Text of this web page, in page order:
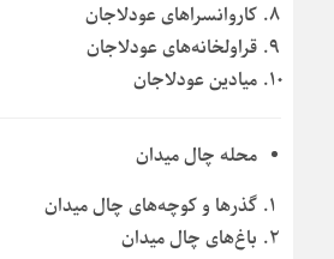
کاروانسراهای عودلاجان
قراولخانه‌های عودلاجان
میادین عودلاجان
محله چال میدان
گذرها و کوچه‌های چال میدان
باغ‌های چال میدان